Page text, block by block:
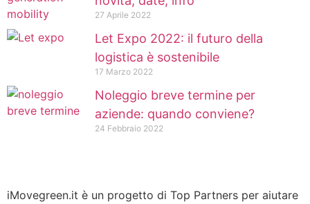
27 Aprile 2022
Let Expo 2022: il futuro della
logistica è sostenibile
17 Marzo 2022
Noleggio breve termine per
aziende: quando conviene?
24 Febbraio 2022
iMovegreen.it è un progetto di Top Partners per aiutare